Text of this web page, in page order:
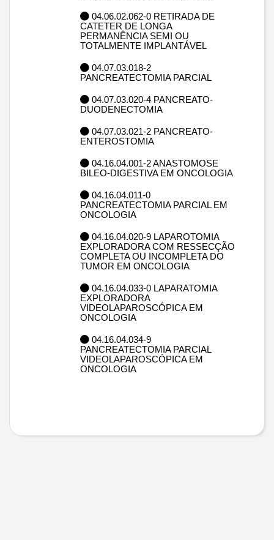
04.06.02.062-0 RETIRADA DE
CATETER DE LONGA
PERMANÊNCIA SEMI OU
TOTALMENTE IMPLANTÁVEL
04.07.03.018-2
PANCREATECTOMIA PARCIAL
04.07.03.020-4 PANCREATO-
DUODENECTOMIA
04.07.03.021-2 PANCREATO-
ENTEROSTOMIA
04.16.04.001-2 ANASTOMOSE
BILEO-DIGESTIVA EM ONCOLOGIA
04.16.04.011-0
PANCREATECTOMIA PARCIAL EM
ONCOLOGIA
04.16.04.020-9 LAPAROTOMIA
EXPLORADORA COM RESSECÇÃO
COMPLETA OU INCOMPLETA DO
TUMOR EM ONCOLOGIA
04.16.04.033-0 LAPARATOMIA
EXPLORADORA
VIDEOLAPAROSCÓPICA EM
ONCOLOGIA
04.16.04.034-9
PANCREATECTOMIA PARCIAL
VIDEOLAPAROSCÓPICA EM
ONCOLOGIA